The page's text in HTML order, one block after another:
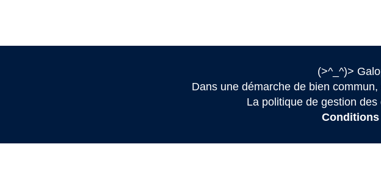
(>^_^)>
Dans une démarche de bien
La politique de gestion